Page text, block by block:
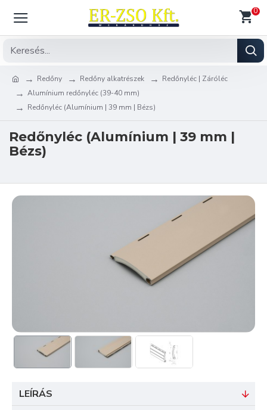
0
Redőny Redőny alkatrészek
Redőnyléc | Záróléc
Alumínium redőnyléc (39-40 mm)
Redőnyléc (Alumínium | 39 mm | Bézs)
Redőnyléc (Alumínium | 39 mm |
Bézs)
LEÍRÁS